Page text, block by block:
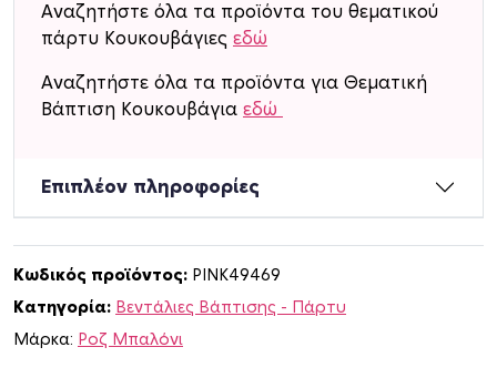
η
μ
ε
ο
Αναζητήστε όλα τα προϊόντα του θεματικού
πάρτυ Κουκουβάγιες εδώ
Αναζητήστε όλα τα προϊόντα για Θεματική
Βάπτιση Κουκουβάγια εδώ
Επιπλέον πληροφορίες
Κωδικός προϊόντος: PINK49469
Κατηγορία: Βεντάλιες Βάπτισης - Πάρτυ
Μάρκα: Ροζ Μπαλόνι